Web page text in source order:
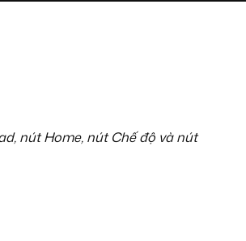
nút Home, nút Chế độ và nút